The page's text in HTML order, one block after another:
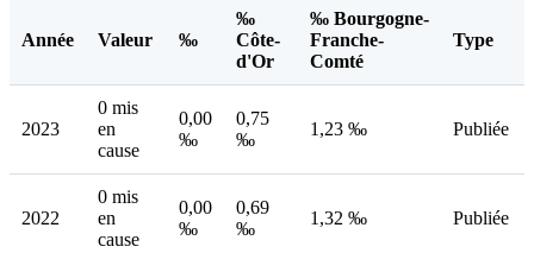
Année Valeur ‰
‰
Côte-
d'Or
‰ Bourgogne-
Franche-
Comté
Type
2023
0 mis
en
cause
0,00
‰
0,75
‰
1,23 ‰ Publiée
2022
0 mis
en
cause
0,00
‰
0,69
‰
1,32 ‰ Publiée